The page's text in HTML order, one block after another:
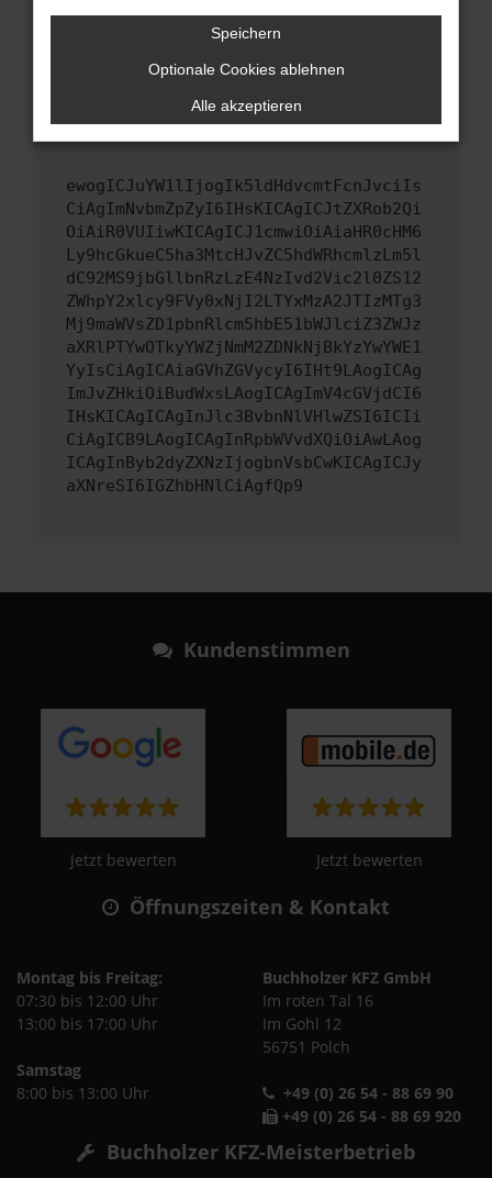
Wende dich an den Webseitenbetreiber.
Wenn du alle oben genannten Schritte versucht
hast, kontaktiere uns bitte. Wir werden
versuchen, das Problem zu beheben. Du kannst
uns diesen Text schicken, um uns bei der
ewogICJuYW1lIjogIk5ldHdvcmtFcnJvciIs
CiAgImNvbmZpZyI6IHsKICAgICJtZXRob2Qi
OiAiR0VUIiwKICAgICJ1cmwiOiAiaHR0cHM6
Ly9hcGkueC5ha3MtcHJvZC5hdWRhcmlzLm5l
dC92MS9jbGllbnRzLzE4NzIvd2Vic2l0ZS12
ZWhpY2xlcy9FVy0xNjI2LTYxMzA2JTIzMTg3
Mj9maWVsZD1pbnRlcm5hbE51bWJlciZ3ZWJz
aXRlPTYwOTkyYWZjNmM2ZDNkNjBkYzYwYWE1
YyIsCiAgICAiaGVhZGVycyI6IHt9LAogICAg
ImJvZHkiOiBudWxsLAogICAgImV4cGVjdCI6
IHsKICAgICAgInJlc3BvbnNlVHlwZSI6ICIi
CiAgICB9LAogICAgInRpbWVvdXQiOiAwLAog
ICAgInByb2dyZXNzIjogbnVsbCwKICAgICJy
aXNreSI6IGZhbHNlCiAgfQp9
Kundenstimmen
Jetzt bewerten Jetzt bewerten
Öffnungszeiten & Kontakt
Montag bis Freitag:
07:30 bis 12:00 Uhr
13:00 bis 17:00 Uhr
Samstag
8:00 bis 13:00 Uhr
Buchholzer KFZ GmbH
Im roten Tal 16
Im Gohl 12
56751 Polch
+49 (0) 26 54 - 88 69 90
+49 (0) 26 54 - 88 69 920
Buchholzer KFZ-Meisterbetrieb
Speichern
Optionale Cookies ablehnen
Alle akzeptieren